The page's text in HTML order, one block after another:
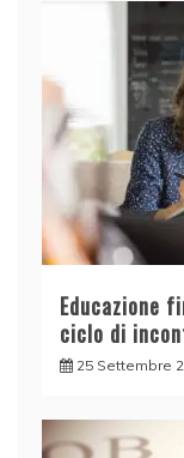
Educazione
ciclo di
25 Settembre